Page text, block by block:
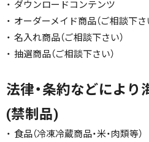
・ ダウンロードコンテンツ
・ オーダーメイド商品（ご相談下さ
・ 名入れ商品（ご相談下さい）
・ 抽選商品（ご相談下さい）
法律・条約などによ
(禁制品)
・ 食品（冷凍冷蔵商品・米・肉類等）